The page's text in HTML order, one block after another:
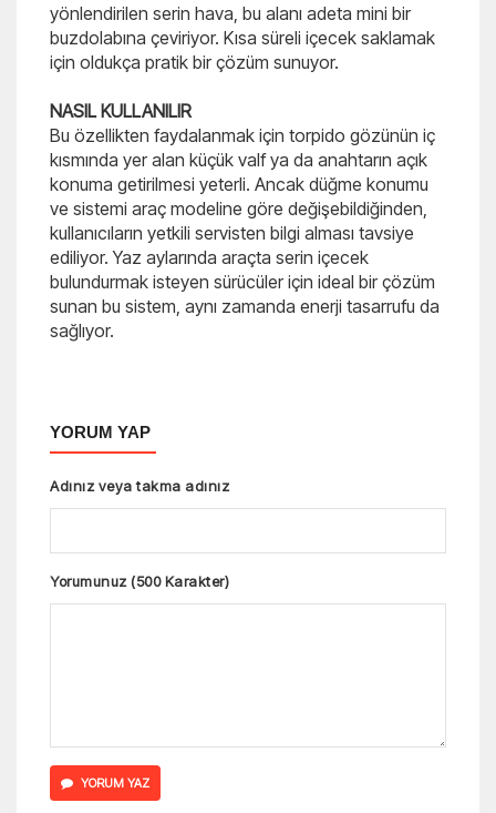
yönlendirilen serin hava, bu alanı adeta mini bir
buzdolabına çeviriyor. Kısa süreli içecek saklamak
için oldukça pratik bir çözüm sunuyor.
NASIL KULLANILIR
Bu özellikten faydalanmak için torpido gözünün iç
kısmında yer alan küçük valf ya da anahtarın açık
konuma getirilmesi yeterli. Ancak düğme konumu
ve sistemi araç modeline göre değişebildiğinden,
kullanıcıların yetkili servisten bilgi alması tavsiye
ediliyor. Yaz aylarında araçta serin içecek
bulundurmak isteyen sürücüler için ideal bir çözüm
sunan bu sistem, aynı zamanda enerji tasarrufu da
sağlıyor.
YORUM YAP
Adınız veya takma adınız
Yorumunuz (500 Karakter)
YORUM YAZ